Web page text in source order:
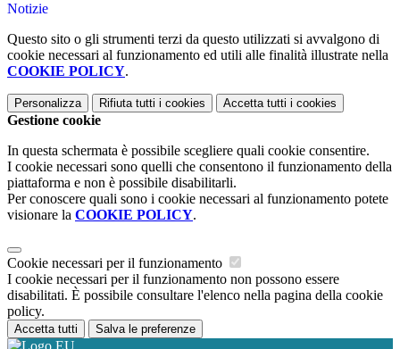
Notizie
Questo sito o gli strumenti terzi da questo utilizzati si avvalgono di
cookie necessari al funzionamento ed utili alle finalità illustrate nella
COOKIE POLICY.
Personalizza Rifiuta tutti i cookies Accetta tutti i cookies
Gestione cookie
In questa schermata è possibile scegliere quali cookie consentire.
I cookie necessari sono quelli che consentono il funzionamento della
piattaforma e non è possibile disabilitarli.
Per conoscere quali sono i cookie necessari al funzionamento potete
visionare la COOKIE POLICY.
Cookie necessari per il funzionamento
I cookie necessari per il funzionamento non possono essere
disabilitati. È possibile consultare l'elenco nella pagina della cookie
policy.
Accetta tutti Salva le preferenze